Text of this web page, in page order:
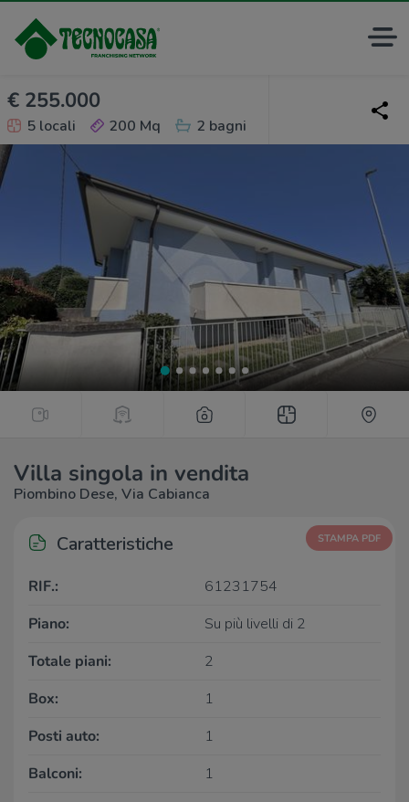
€ 255.000
5 locali 200 Mq 2 bagni
Villa singola in vendita
Piombino Dese, Via Cabianca
Caratteristiche STAMPA PDF
RIF.:
61231754
Piano:
Su più livelli di 2
Totale piani:
2
Box:
1
Posti auto:
1
Balconi:
1